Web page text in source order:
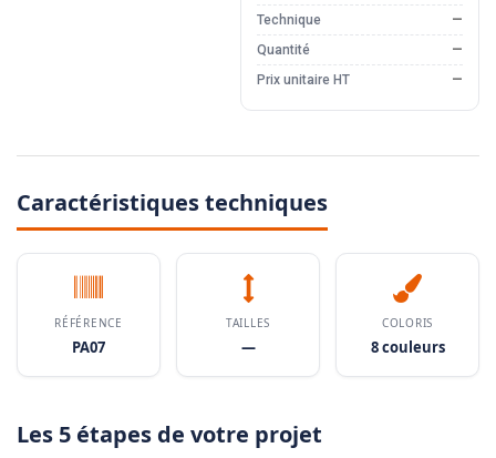
Technique
—
Quantité
—
Prix unitaire HT
—
Caractéristiques techniques
RÉFÉRENCE
PA07
TAILLES
—
COLORIS
8 couleurs
Les 5 étapes de votre projet